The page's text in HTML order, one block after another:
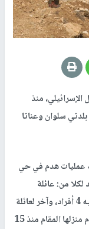
منذ
في بلدتي سلوان وعناتا
عمليات هدم في حي
من: عائلة
جلاجل، الذي كان مُشيّدا منذ 8 سنوات، ويقطن فيه 4 أفراد، وآخر لعائلة
أبو دياب، وثالث لعائلة بشير، التي أُجبرت على هدم منزلها المقام منذ 15